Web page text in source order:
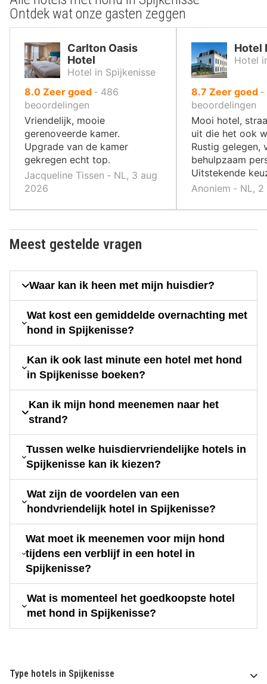
Ontdek wat onze gasten zeggen
Carlton Oasis
Hotel
Hotel in Spijkenisse
8.0uit
10
,
Zeer goed ‐ 486
beoordelingen
Vriendelijk, mooie
gerenoveerde kamer.
Upgrade van de kamer
gekregen echt top.
Jacqueline Tissen ‐ NL, 3 aug
2026
Hotel
Hotel
8.7 uit
10
,
Zeer goed ‐
beoordelingen
Mooi hotel,
uit die het ook
Rustig gelegen,
behulpzaam
Uitstekende
Anoniem ‐ NL,
Meest gestelde vragen
Waar kan ik heen met mijn huisdier?
Wat kost een gemiddelde overnachting met
hond in Spijkenisse?
Kan ik ook last minute een hotel met hond
in Spijkenisse boeken?
Kan ik mijn hond meenemen naar het
strand?
Tussen welke huisdiervriendelijke hotels in
Spijkenisse kan ik kiezen?
Wat zijn de voordelen van een
hondvriendelijk hotel in Spijkenisse?
Wat moet ik meenemen voor mijn hond
tijdens een verblijf in een hotel in
Spijkenisse?
Wat is momenteel het goedkoopste hotel
met hond in Spijkenisse?
Type hotels in Spijkenisse